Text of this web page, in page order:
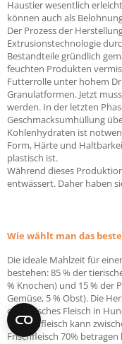
Haustier wesentlich
können auch als
Der Prozess der
Extrusionstechnologie
Bestandteile gründlich
feuchten Produkten
Futterrolle unter hohem
Granulatformen. Jetzt
werden. In der letzten
Geschmacksumhüllung
Kohlenhydraten ist
Form, Härte und
plastisch ist.
Während dieses
entwässert. Daher haben
Wie wählt man das
Die ideale Mahlzeit für
bestehen: 85 % der
% Knochen) und 15 % der
Gemüse, 5 % Obst). Die
oder frisches Fleisch in
Trockenfleisch kann
Frischfleisch 70%